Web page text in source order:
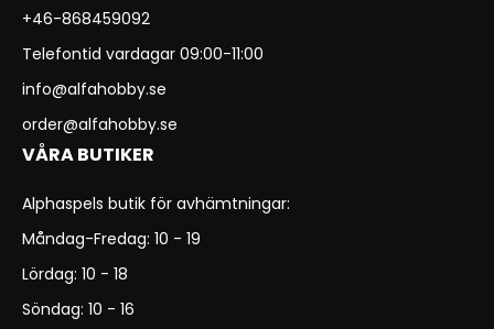
+46-868459092
Telefontid vardagar 09:00-11:00
info@alfahobby.se
order@alfahobby.se
VÅRA BUTIKER
Alphaspels butik för avhämtningar:
Måndag-Fredag: 10 - 19
Lördag: 10 - 18
Söndag: 10 - 16